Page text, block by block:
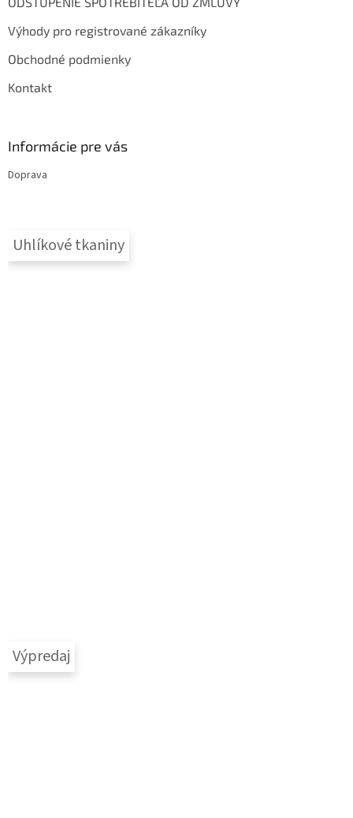
ý
Výhody pro registrované zákazníky
Obchodné podmienky
Kontakt
Informácie pre vás
Doprava
Uhlíkové tkaniny
Výpredaj